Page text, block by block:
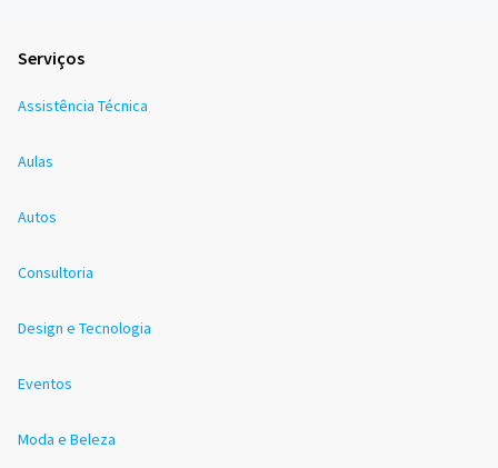
Serviços
Assistência Técnica
Aulas
Autos
Consultoria
Design e Tecnologia
Eventos
Moda e Beleza